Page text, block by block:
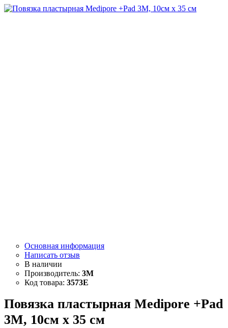
Основная информация
Написать отзыв
3М
3573E
Повязка пластырная Medipore +Pad
3M, 10см х 35 см